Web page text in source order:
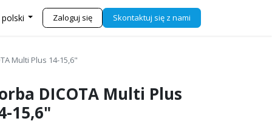
się z nami Sklep
polski Zaloguj się Skontaktuj się z nami
Multi Plus 14-15,6"
DICOTA Multi Plus
15,6"